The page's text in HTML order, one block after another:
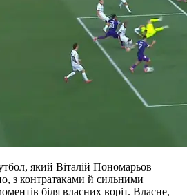
який Віталій Пономарьов
з контратаками й сильними
біля власних воріт. Власне,